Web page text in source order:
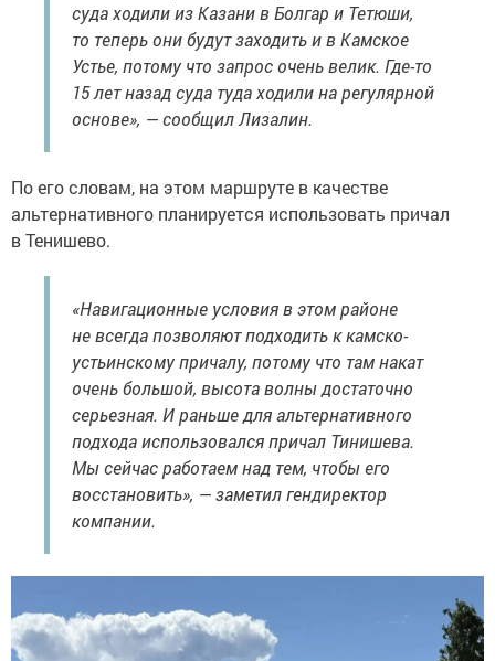
суда ходили из Казани в Болгар и Тетюши,
то теперь они будут заходить и в Камское
Устье, потому что запрос очень велик. Где-то
15 лет назад суда туда ходили на регулярной
основе», — сообщил Лизалин.
По его словам, на этом маршруте в качестве
альтернативного планируется использовать причал
в Тенишево.
«Навигационные условия в этом районе
не всегда позволяют подходить к камско-
устьинскому причалу, потому что там накат
очень большой, высота волны достаточно
серьезная. И раньше для альтернативного
подхода использовался причал Тинишева.
Мы сейчас работаем над тем, чтобы его
восстановить», — заметил гендиректор
компании.